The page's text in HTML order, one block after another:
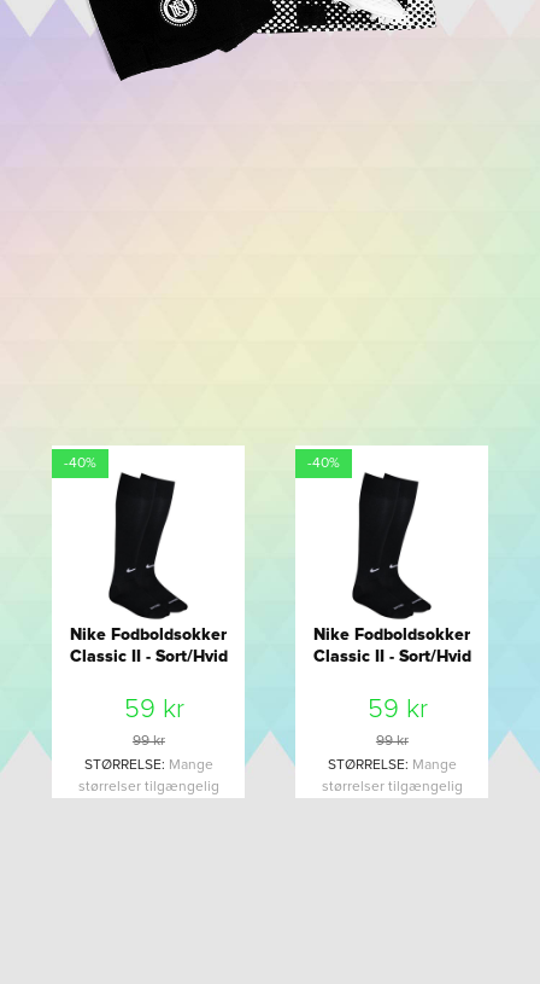
-40%
Nike Fodboldsokker
Classic II - Sort/Hvid
59 kr
99 kr
STØRRELSE: Mange
størrelser tilgængelig
-40%
Nike Fodboldsokker
Classic II - Sort/Hvid
59 kr
99 kr
STØRRELSE: Mange
størrelser tilgængelig